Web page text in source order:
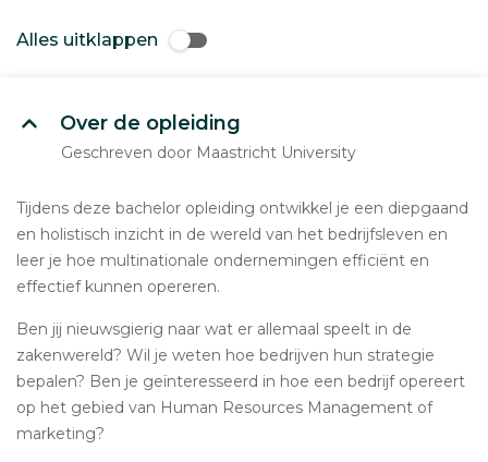
Alles uitklappen
Over de opleiding
Geschreven door Maastricht University
Tijdens deze bachelor opleiding ontwikkel je een diepgaand
en holistisch inzicht in de wereld van het bedrijfsleven en
leer je hoe multinationale ondernemingen efficiënt en
effectief kunnen opereren.
Ben jij nieuwsgierig naar wat er allemaal speelt in de
zakenwereld? Wil je weten hoe bedrijven hun strategie
bepalen? Ben je geïnteresseerd in hoe een bedrijf opereert
op het gebied van Human Resources Management of
marketing?